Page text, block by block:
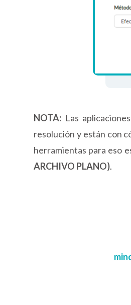
NOTA: Las
resolución y están con
herramientas para eso
ARCHIVO PLANO).